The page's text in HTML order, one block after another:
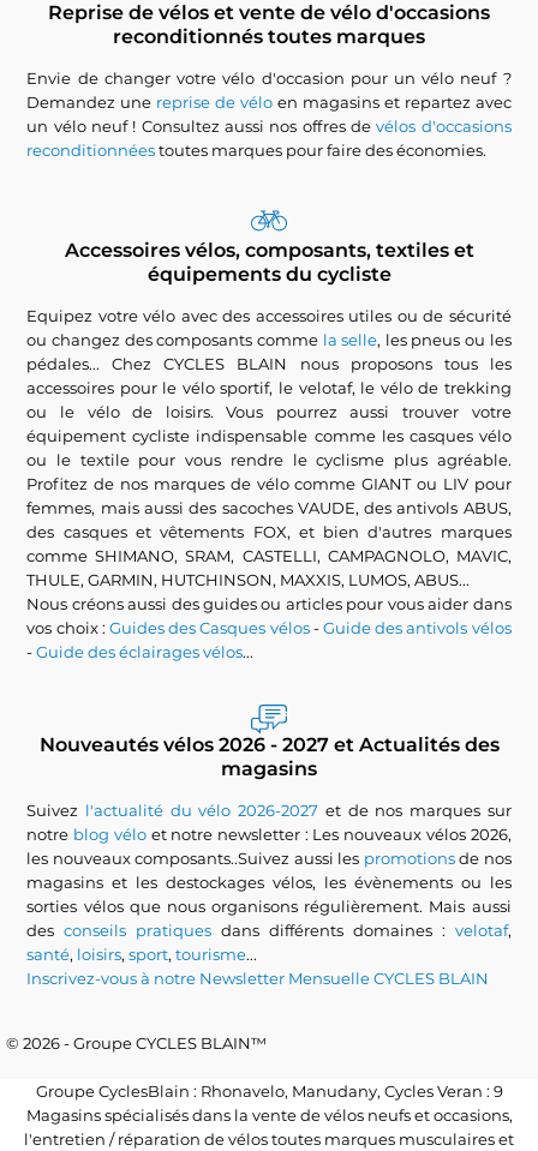
Reprise de vélos et vente de vélo d'occasions
reconditionnés toutes marques
Envie de changer votre vélo d'occasion pour un vélo neuf ?
Demandez une reprise de vélo en magasins et repartez avec
un vélo neuf ! Consultez aussi nos offres devélos d'occasions
reconditionnéestoutes marques pour faire des économies.
Accessoires vélos, composants, textiles et
équipements du cycliste
Equipez votre vélo avec des accessoires utiles ou de sécurité
ou changez des composants comme la selle, les pneus ou les
pédales... Chez CYCLES BLAIN nous proposons tous les
accessoires pour le vélo sportif, le velotaf, le vélo de trekking
ou le vélo de loisirs. Vous pourrez aussi trouver votre
équipement cycliste indispensable comme les casques vélo
ou le textile pour vous rendre le cyclisme plus agréable.
Profitez de nos marques de vélo comme GIANT ou LIV pour
femmes, mais aussi des sacoches VAUDE, des antivols ABUS,
des casques et vêtements FOX, et bien d'autres marques
comme SHIMANO, SRAM, CASTELLI, CAMPAGNOLO, MAVIC,
THULE, GARMIN, HUTCHINSON, MAXXIS, LUMOS, ABUS...
Nous créons aussi des guides ou articles pour vous aider dans
vos choix :Guides des Casques vélos-Guide des antivols vélos
-Guide des éclairages vélos...
Nouveautés vélos 2026 - 2027 et Actualités des
magasins
Suivez l'actualité du vélo 2026-2027 et de nos marques sur
notre blog véloet notre newsletter : Les nouveaux vélos 2026,
les nouveaux composants..Suivez aussi les promotionsde nos
magasins et les destockages vélos, les évènements ou les
sorties vélos que nous organisons régulièrement. Mais aussi
desconseils pratiques dans différents domaines : velotaf,
santé, loisirs,sport,tourisme...
Inscrivez-vous à notre Newsletter Mensuelle CYCLES BLAIN
© 2026 - Groupe CYCLES BLAIN™
Groupe CyclesBlain : Rhonavelo, Manudany, Cycles Veran : 9
Magasins spécialisés dans la vente de vélos neufs et occasions,
l'entretien / réparation de vélos toutes marques musculaires et